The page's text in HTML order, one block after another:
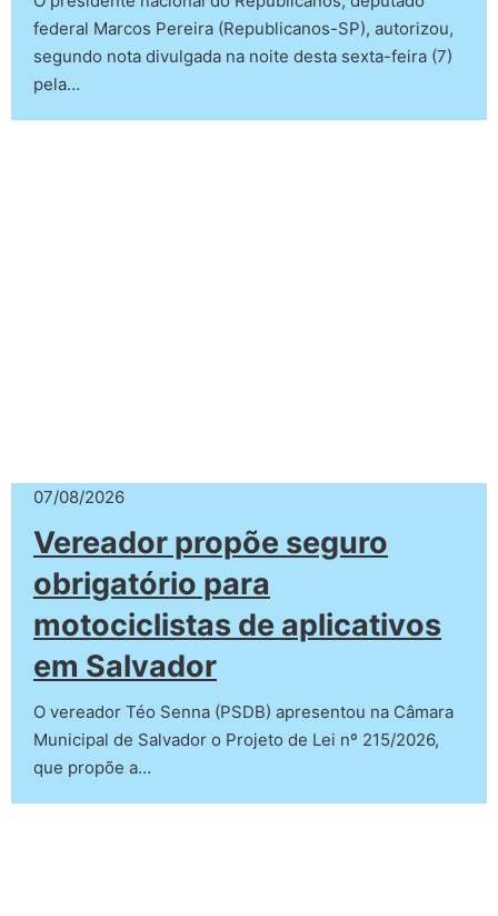
federal Marcos Pereira (Republicanos-SP), autorizou,
segundo nota divulgada na noite desta sexta-feira (7)
pela…
07/08/2026
Vereador propõe seguro
obrigatório para
motociclistas de aplicativos
em Salvador
O vereador Téo Senna (PSDB) apresentou na Câmara
Municipal de Salvador o Projeto de Lei nº 215/2026,
que propõe a…